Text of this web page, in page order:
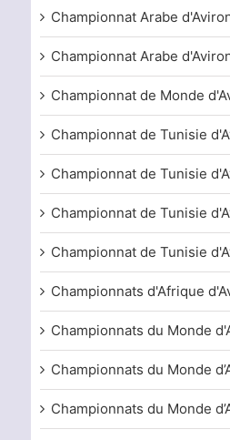
Championnat Arabe
Championnat Arabe
Championnat de Monde
Championnat de Tunisie
Championnat de Tunisie
Championnat de Tunisie
Championnat de Tunisie
Championnats d'Afrique
Championnats du Monde
Championnats du Monde
Championnats du Monde